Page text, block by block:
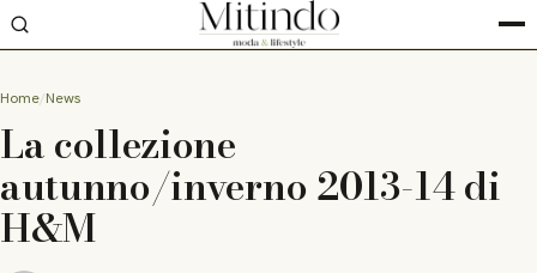
Home News
La collezione
autunno/inverno 2013-14 di
H&M